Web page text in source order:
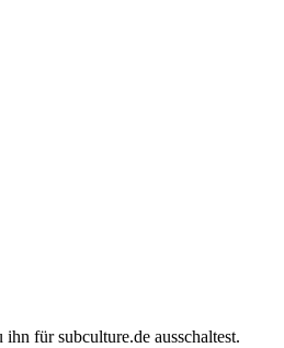
für subculture.de ausschaltest.